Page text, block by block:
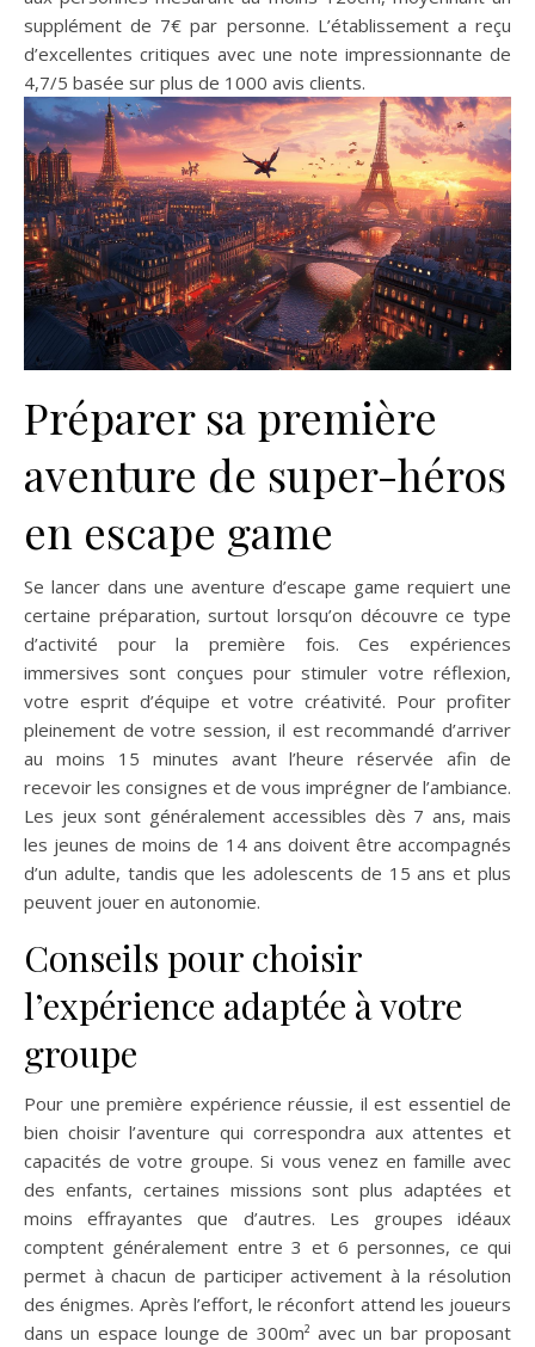
supplément de 7€ par personne. L’établissement a reçu
d’excellentes critiques avec une note impressionnante de
4,7/5 basée sur plus de 1000 avis clients.
Préparer sa première
aventure de super-héros
en escape game
Se lancer dans une aventure d’escape game requiert une
certaine préparation, surtout lorsqu’on découvre ce type
d’activité pour la première fois. Ces expériences
immersives sont conçues pour stimuler votre réflexion,
votre esprit d’équipe et votre créativité. Pour profiter
pleinement de votre session, il est recommandé d’arriver
au moins 15 minutes avant l’heure réservée afin de
recevoir les consignes et de vous imprégner de l’ambiance.
Les jeux sont généralement accessibles dès 7 ans, mais
les jeunes de moins de 14 ans doivent être accompagnés
d’un adulte, tandis que les adolescents de 15 ans et plus
peuvent jouer en autonomie.
Conseils pour choisir
l’expérience adaptée à votre
groupe
Pour une première expérience réussie, il est essentiel de
bien choisir l’aventure qui correspondra aux attentes et
capacités de votre groupe. Si vous venez en famille avec
des enfants, certaines missions sont plus adaptées et
moins effrayantes que d’autres. Les groupes idéaux
comptent généralement entre 3 et 6 personnes, ce qui
permet à chacun de participer activement à la résolution
des énigmes. Après l’effort, le réconfort attend les joueurs
dans un espace lounge de 300m² avec un bar proposant